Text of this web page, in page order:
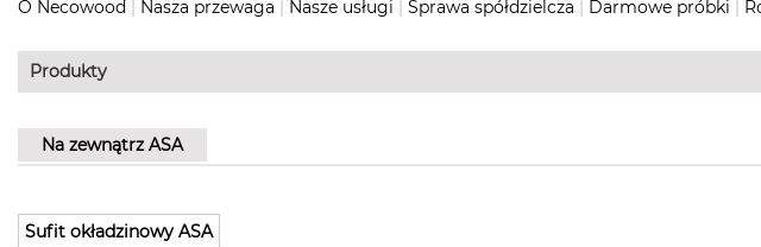
O Necowood | Nasza przewaga | Nasze usługi | Sprawa spółdzielcza | Darmowe próbki |
Produkty
Na zewnątrz ASA
Sufit okładzinowy ASA